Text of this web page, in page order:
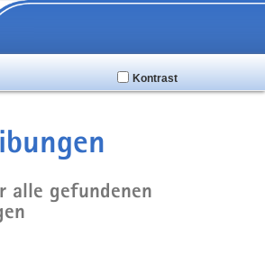
Kontrast
alle gefundenen